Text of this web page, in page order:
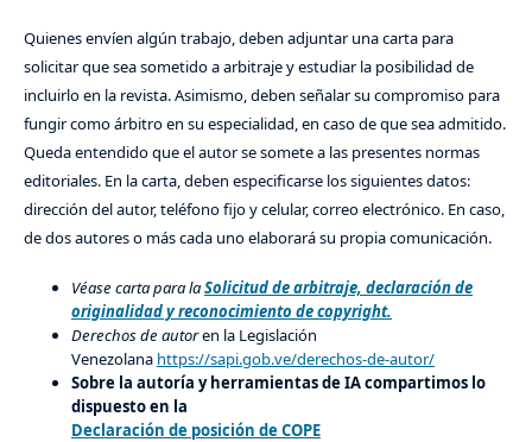
Quienes envíen algún trabajo, deben adjuntar una carta para
solicitar que sea sometido a arbitraje y estudiar la posibilidad de
incluirlo en la revista. Asimismo, deben señalar su compromiso para
fungir como árbitro en su especialidad, en caso de que sea admitido.
Queda entendido que el autor se somete a las presentes normas
editoriales. En la carta, deben especificarse los siguientes datos:
dirección del autor, teléfono fijo y celular, correo electrónico. En caso,
de dos autores o más cada uno elaborará su propia comunicación.
Véase carta para laSolicitud de arbitraje, declaración de
originalidad y reconocimiento de copyright.
Derechos de autoren la Legislación
Venezolana https://sapi.gob.ve/derechos-de-autor/
Sobre la autoría y herramientas de IA compartimos lo
dispuesto en la
Declaración de posición de COPE